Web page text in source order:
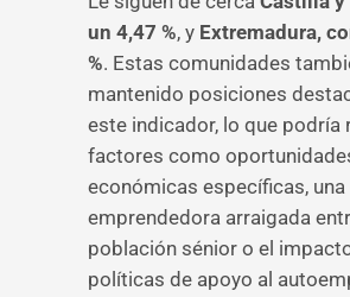
un 4,47 %, y Extremadura,
%. Estas comunidades
mantenido posiciones
este indicador, lo que podría
factores como
económicas específicas,
emprendedora arraigada
población sénior o el
políticas de apoyo al